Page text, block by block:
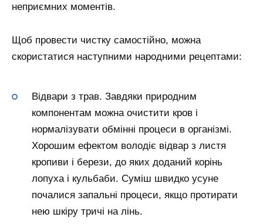
неприємних моментів.
Щоб провести чистку самостійно, можна
скористатися наступними народними рецептами:
Відвари з трав. Завдяки природним
компонентам можна очистити кров і
нормалізувати обмінні процеси в організмі.
Хорошим ефектом володіє відвар з листя
кропиви і берези, до яких доданий корінь
лопуха і кульбаби. Суміш швидко усуне
почалися запальні процеси, якщо протирати
нею шкіру тричі на лінь.